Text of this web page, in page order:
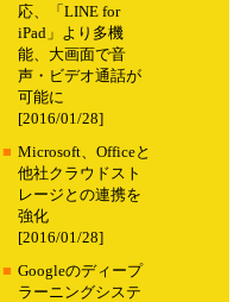
応、「LINE for
iPad」より多機
能、大画面で音
声・ビデオ通話が
可能に
[2016/01/28]
■ Microsoft、Officeと
他社クラウドスト
レージとの連携を
強化
[2016/01/28]
■ Googleのディープ
ラーニングシステ